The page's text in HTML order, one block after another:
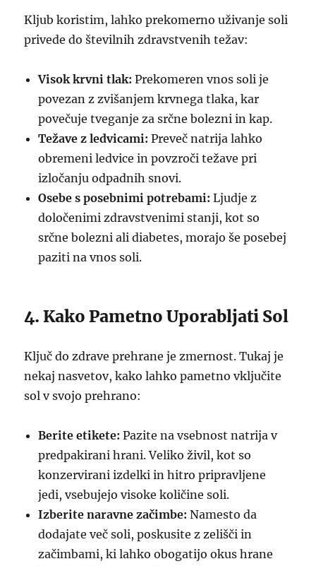
Kljub koristim, lahko prekomerno uživanje soli
privede do številnih zdravstvenih težav:
Visok krvni tlak: Prekomeren vnos soli je
povezan z zvišanjem krvnega tlaka, kar
povečuje tveganje za srčne bolezni in kap.
Težave z ledvicami: Preveč natrija lahko
obremeni ledvice in povzroči težave pri
izločanju odpadnih snovi.
Osebe s posebnimi potrebami: Ljudje z
določenimi zdravstvenimi stanji, kot so
srčne bolezni ali diabetes, morajo še posebej
paziti na vnos soli.
4. Kako Pametno Uporabljati Sol
Ključ do zdrave prehrane je zmernost. Tukaj je
nekaj nasvetov, kako lahko pametno vključite
sol v svojo prehrano:
Berite etikete: Pazite na vsebnost natrija v
predpakirani hrani. Veliko živil, kot so
konzervirani izdelki in hitro pripravljene
jedi, vsebujejo visoke količine soli.
Izberite naravne začimbe: Namesto da
dodajate več soli, poskusite z zelišči in
začimbami, ki lahko obogatijo okus hrane